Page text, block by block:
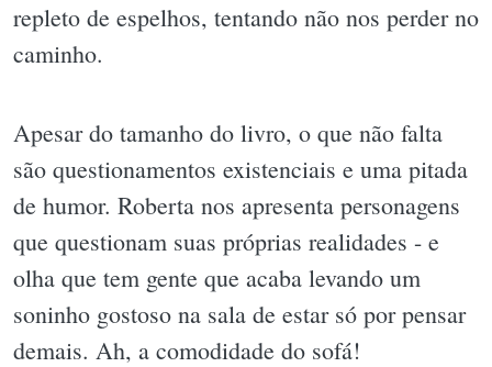
repleto de espelhos, tentando não nos perder no
caminho.
Apesar do tamanho do livro, o que não falta
são questionamentos existenciais e uma pitada
de humor. Roberta nos apresenta personagens
que questionam suas próprias realidades - e
olha que tem gente que acaba levando um
soninho gostoso na sala de estar só por pensar
demais. Ah, a comodidade do sofá!